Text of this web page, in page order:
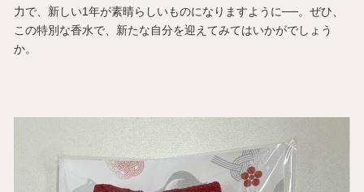
力で、新しい1年が素晴らしいものになりますように──。ぜひ、
この特別な香水で、新たな自分を迎えてみてはいかがでしょう
か。